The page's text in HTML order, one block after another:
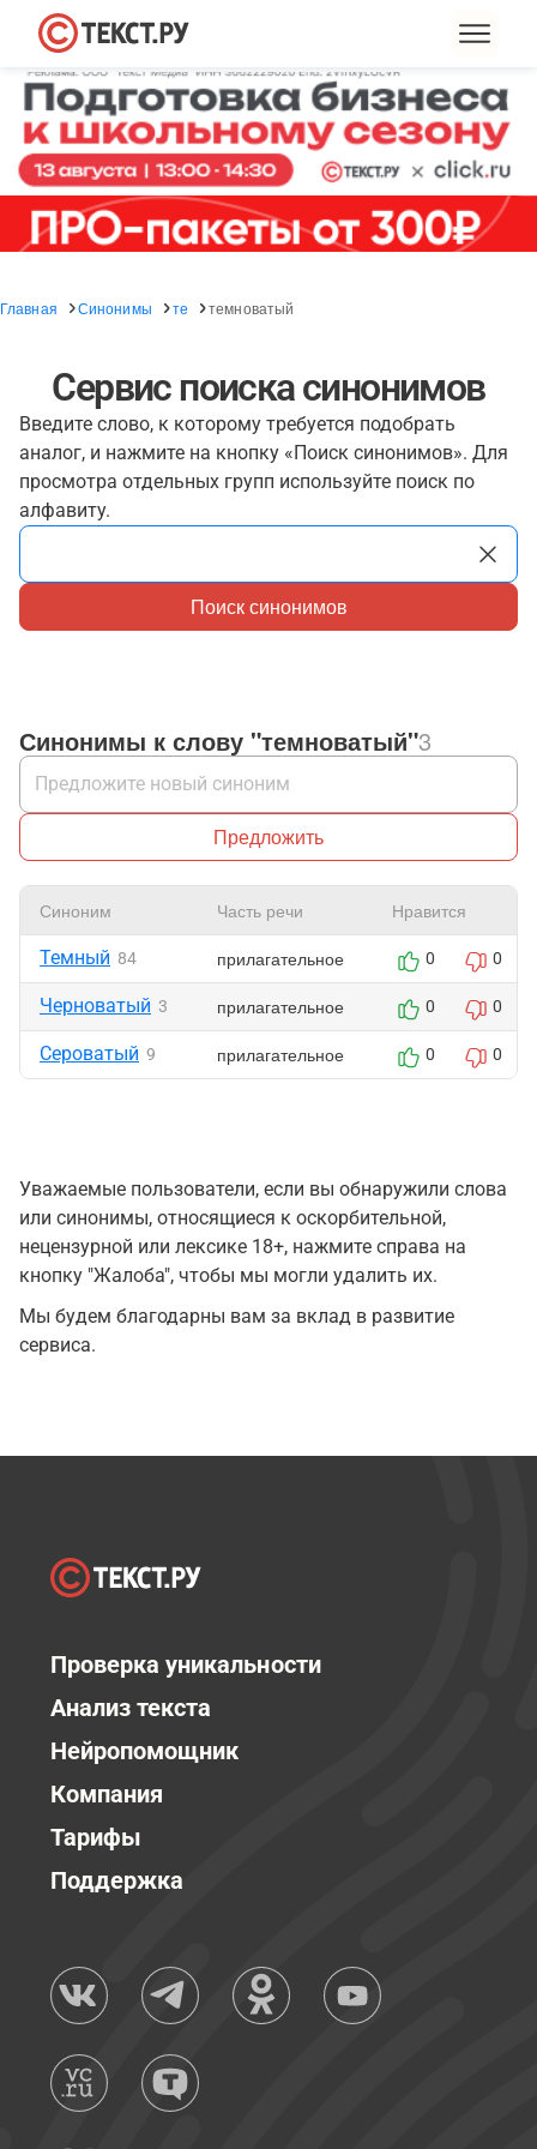
Главная Синонимы те темноватый
Сервис поиска синонимов
Введите слово, к которому требуется подобрать
аналог, и нажмите на кнопку «Поиск синонимов». Для
просмотра отдельных групп используйте поиск по
алфавиту.
Поиск синонимов
Синонимы к слову "темноватый"3
Предложить
Синоним Часть речи Нравится
Темный 84 прилагательное 0 0
Черноватый 3 прилагательное 0 0
Сероватый 9 прилагательное 0 0
Уважаемые пользователи, если вы обнаружили слова
или синонимы, относящиеся к оскорбительной,
нецензурной или лексике 18+, нажмите справа на
кнопку "Жалоба", чтобы мы могли удалить их.
Мы будем благодарны вам за вклад в развитие
сервиса.
Проверка уникальности
Анализ текста
Нейропомощник
Компания
Тарифы
Поддержка